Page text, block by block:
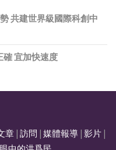
共建世界級國際科創中
確 宜加快速度
章 訪問 媒體報導 影片